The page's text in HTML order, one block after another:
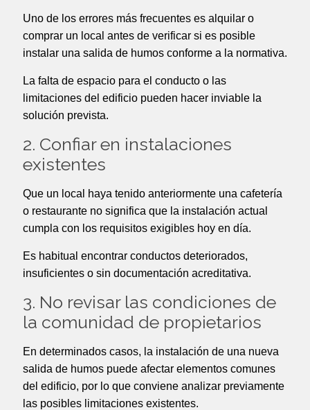
Uno de los errores más frecuentes es alquilar o
comprar un local antes de verificar si es posible
instalar una salida de humos conforme a la normativa.
La falta de espacio para el conducto o las
limitaciones del edificio pueden hacer inviable la
solución prevista.
2. Confiar en instalaciones
existentes
Que un local haya tenido anteriormente una cafetería
o restaurante no significa que la instalación actual
cumpla con los requisitos exigibles hoy en día.
Es habitual encontrar conductos deteriorados,
insuficientes o sin documentación acreditativa.
3. No revisar las condiciones de
la comunidad de propietarios
En determinados casos, la instalación de una nueva
salida de humos puede afectar elementos comunes
del edificio, por lo que conviene analizar previamente
las posibles limitaciones existentes.